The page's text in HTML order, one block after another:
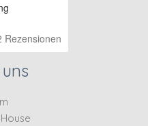
Rezensionen